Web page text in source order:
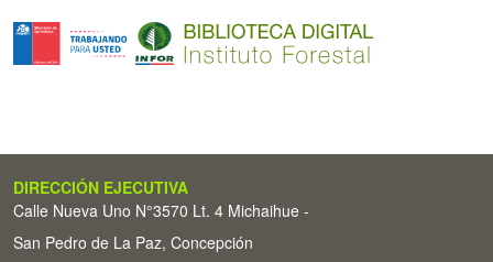
DIRECCIÓN EJECUTIVA
Calle Nueva Uno N°3570 Lt. 4 Michaihue -
San Pedro de La Paz, Concepción